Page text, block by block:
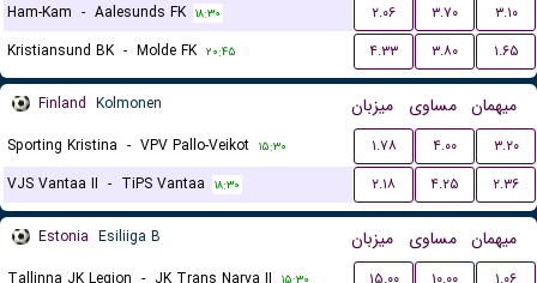
Ham-Kam - Aalesunds FK ۱۸:۳۰ ۲.۰۶ ۳.۷۰
۳.۱۰
Kristiansund BK - Molde FK ۲۰:۴۵ ۴.۳۳ ۳.۸۰ ۱.۶۵
Finland Kolmonen میزبان مساوی میهمان
Sporting Kristina - VPV Pallo-Veikot ۱۵:۳۰ ۱.۷۸ ۴.۰۰
۳.۲۰
VJS Vantaa II - TiPS Vantaa ۱۸:۳۰ ۲.۱۸ ۴.۲۵ ۲.۳۶
Estonia Esiliiga B میزبان مساوی میهمان